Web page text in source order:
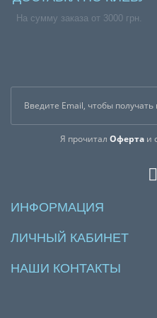
На сумму заказа от 3000 грн.
Я прочитал Офертаи
ИНФОРМАЦИЯ
ЛИЧНЫЙ КАБИНЕТ
НАШИ КОНТАКТЫ